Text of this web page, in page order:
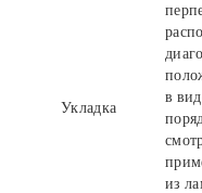
Укладка
в
из